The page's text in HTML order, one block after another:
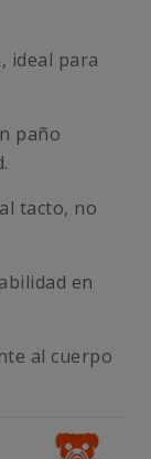
ideal para
paño
tacto, no
en
al cuerpo